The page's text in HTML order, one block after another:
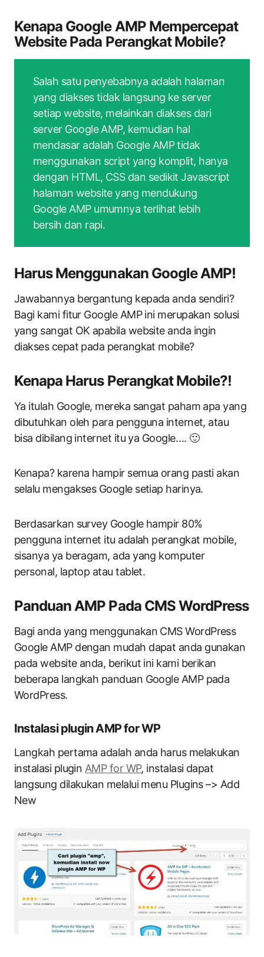
Kenapa Google AMP Mempercepat
Website Pada Perangkat Mobile?
Salah satu penyebabnya adalah halaman
yang diakses tidak langsung ke server
setiap website, melainkan diakses dari
server Google AMP, kemudian hal
mendasar adalah Google AMP tidak
menggunakan script yang komplit, hanya
dengan HTML, CSS dan sedikit Javascript
halaman website yang mendukung
Google AMP umumnya terlihat lebih
bersih dan rapi.
Harus Menggunakan Google AMP!
Jawabannya bergantung kepada anda sendiri?
Bagi kami fitur Google AMP ini merupakan solusi
yang sangat OK apabila website anda ingin
diakses cepat pada perangkat mobile?
Kenapa Harus Perangkat Mobile?!
Ya itulah Google, mereka sangat paham apa yang
dibutuhkan oleh para pengguna internet, atau
bisa dibilang internet itu ya Google…. 🙂
Kenapa? karena hampir semua orang pasti akan
selalu mengakses Google setiap harinya.
Berdasarkan survey Google hampir 80%
pengguna internet itu adalah perangkat mobile,
sisanya ya beragam, ada yang komputer
personal, laptop atau tablet.
Panduan AMP Pada CMS WordPress
Bagi anda yang menggunakan CMS WordPress
Google AMP dengan mudah dapat anda gunakan
pada website anda, berikut ini kami berikan
beberapa langkah panduan Google AMP pada
WordPress.
Instalasi plugin AMP for WP
Langkah pertama adalah anda harus melakukan
instalasi plugin AMP for WP, instalasi dapat
langsung dilakukan melalui menu Plugins –> Add
New